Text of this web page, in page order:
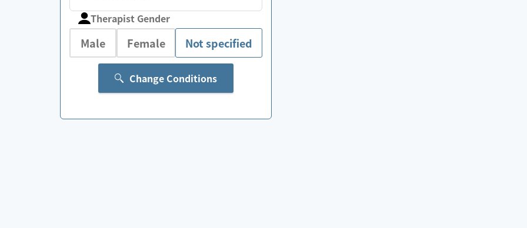
Therapist Gender
Male Female Not specified
Change Conditions